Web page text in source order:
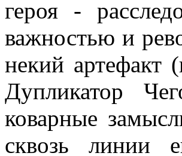
героя -
важностью и
некий артефакт
Дупликатор
коварные
сквозь линии